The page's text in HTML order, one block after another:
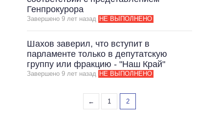
АРХИВНЫЕ ОБЕЩАНИЯ
Генпрокурора
Завершено 9 лет назад НЕ ВЫПОЛНЕНО
Шахов заверил, что вступит в
парламенте только в депутатскую
группу или фракцию - "Наш Край"
Завершено 9 лет назад НЕ ВЫПОЛНЕНО
← 1 2